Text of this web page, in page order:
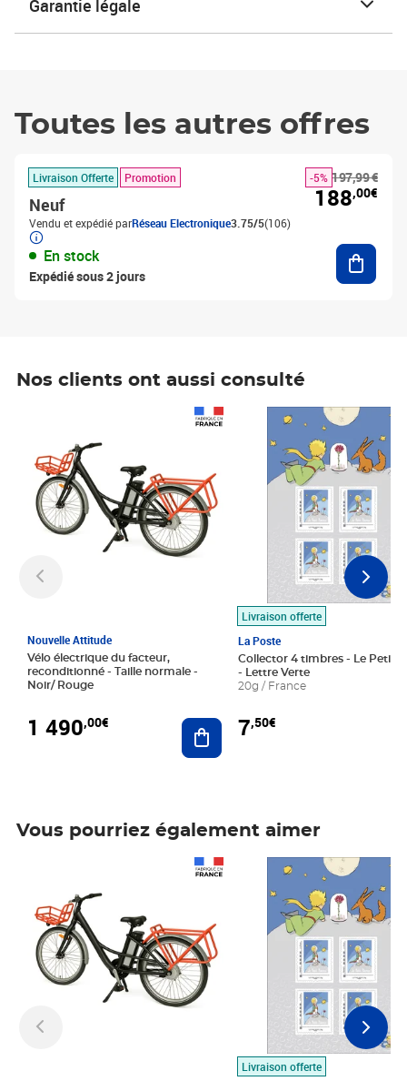
Garantie légale
Toutes les autres offres
Livraison Offerte Promotion
Neuf
Vendu et expédié parRéseau Electronique3.75/5(106)
En stock
Expédié sous 2 jours
197,99 €
-5%
188,00€
Nos clients ont aussi consulté
Nouvelle Attitude
Vélo électrique du facteur,
reconditionné - Taille normale -
Noir/ Rouge
1 490,00€ Ajouter au panier
Livraison offerte
La Poste
Collector 4 timbres - Le Petit
- Lettre Verte
20g / France
7,50€
Prix 7,50€
Vous pourriez également aimer
Livraison offerte
Prix 7,50€